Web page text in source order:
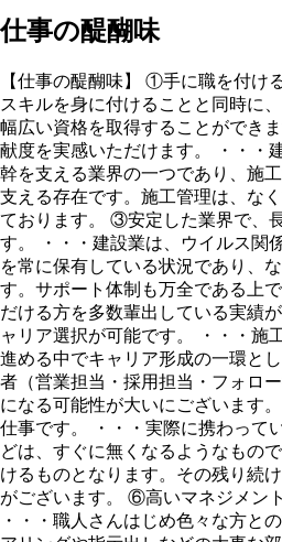
仕事の醍醐味
【仕事の醍醐味】 ①手に職を付け
スキルを身に付けることと同時に
幅広い資格を取得することができ
献度を実感いただけます。 ・・・
幹を支える業界の一つであり、施
支える存在です。施工管理は、な
ております。 ③安定した業界で、
す。 ・・・建設業は、ウイルス関
を常に保有している状況であり、
す。サポート体制も万全である上
だける方を多数輩出している実績
ャリア選択が可能です。 ・・・施
進める中でキャリア形成の一環と
者（営業担当・採用担当・フォロ
になる可能性が大いにございます
仕事です。 ・・・実際に携わって
どは、すぐに無くなるようなもの
けるものとなります。その残り続
がございます。 ⑥高いマネジメン
・・・職人さんはじめ色々な方と